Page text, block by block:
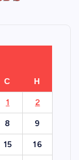
С Н
1 2
8 9
15 16